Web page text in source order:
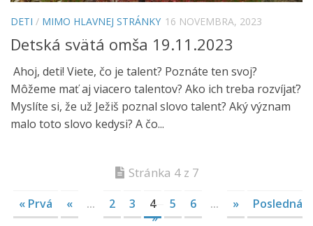
DETI / MIMO HLAVNEJ STRÁNKY 16 NOVEMBRA, 2023
Detská svätá omša 19.11.2023
Ahoj, deti! Viete, čo je talent? Poznáte ten svoj?
Môžeme mať aj viacero talentov? Ako ich treba rozvíjať?
Myslíte si, že už Ježiš poznal slovo talent? Aký význam
malo toto slovo kedysi? A čo...
Stránka 4 z 7
« Prvá « ... 2 3 4 5 6 ... »
Posledná
»